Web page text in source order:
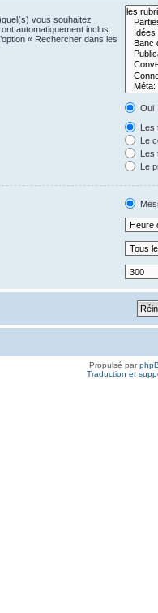
vous souhaitez
automatiquement inclus
« Rechercher dans les
Oui
Les
Le
Les
Le
Propulsé par
Traduction et